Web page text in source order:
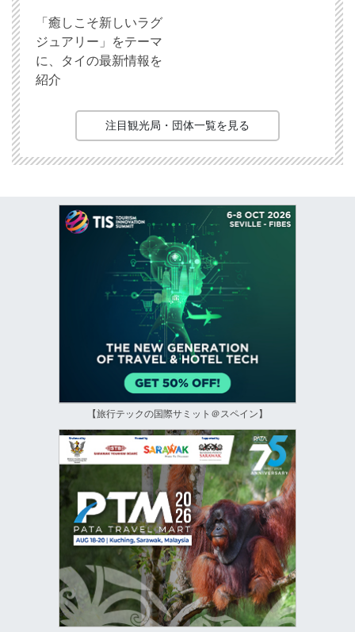
「癒しこそ新しいラグ
ジュアリー」をテーマ
に、タイの最新情報を
紹介
注目観光局・団体一覧を見る
【旅行テックの国際サミット＠スペイン】